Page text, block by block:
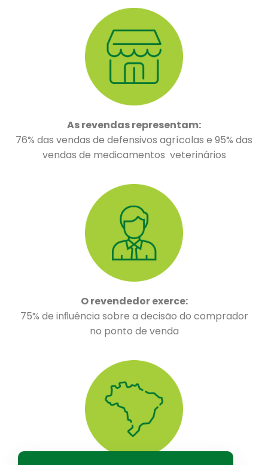
As revendas representam:
76% das vendas de defensivos agrícolas e 95% das
vendas de medicamentos veterinários
O revendedor exerce:
75% de inﬂuência sobre a decisão do comprador
no ponto de venda